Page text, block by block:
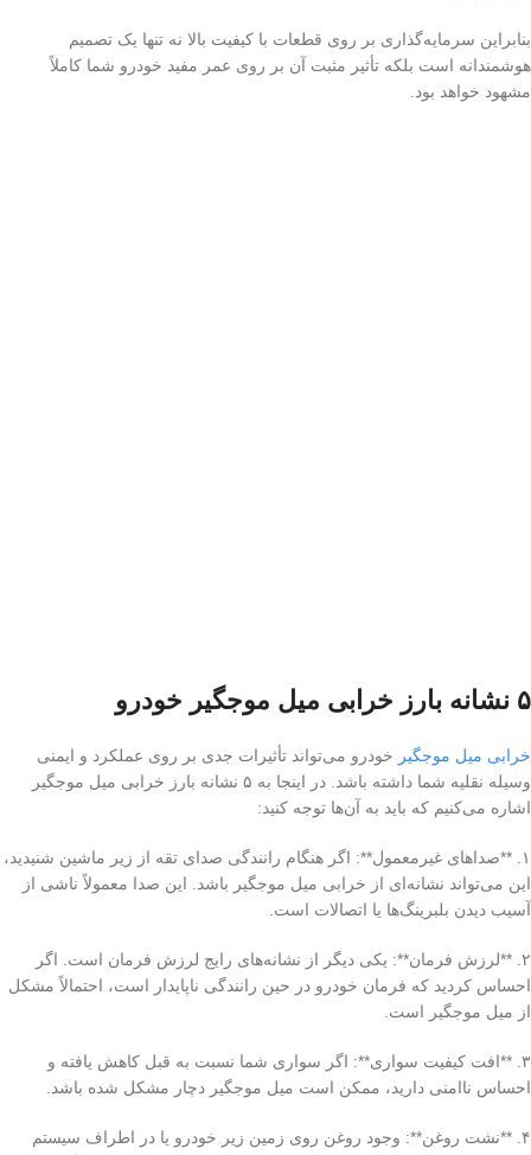
بنابراین سرمایه‌گذاری بر روی قطعات با کیفیت بالا نه تنها یک تصمیم
هوشمندانه است بلکه تأثیر مثبت آن بر روی عمر مفید خودرو شما کاملاً
مشهود خواهد بود.
۵ نشانه بارز خرابی میل موجگیر خودرو
خرابی میل موجگیر خودرو می‌تواند تأثیرات جدی بر روی عملکرد و ایمنی
وسیله نقلیه شما داشته باشد. در اینجا به ۵ نشانه بارز خرابی میل موجگیر
اشاره می‌کنیم که باید به آن‌ها توجه کنید:
۱. **صداهای غیرمعمول**: اگر هنگام رانندگی صدای تقه از زیر ماشین شنیدید،
این می‌تواند نشانه‌ای از خرابی میل موجگیر باشد. این صدا معمولاً ناشی از
آسیب دیدن بلبرینگ‌ها یا اتصالات است.
۲. **لرزش فرمان**: یکی دیگر از نشانه‌های رایج لرزش فرمان است. اگر
احساس کردید که فرمان خودرو در حین رانندگی ناپایدار است، احتمالاً مشکل
از میل موجگیر است.
۳. **افت کیفیت سواری**: اگر سواری شما نسبت به قبل کاهش یافته و
احساس ناامنی دارید، ممکن است میل موجگیر دچار مشکل شده باشد.
۴. **نشت روغن**: وجود روغن روی زمین زیر خودرو یا در اطراف سیستم